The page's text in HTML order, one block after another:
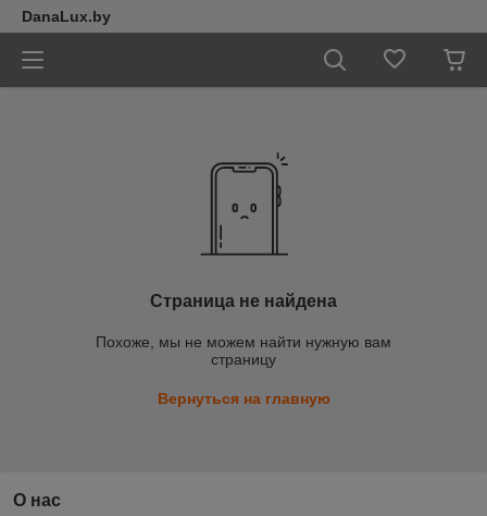
DanaLux.by
Страница не найдена
Похоже, мы не можем найти нужную вам
страницу
Вернуться на главную
О нас